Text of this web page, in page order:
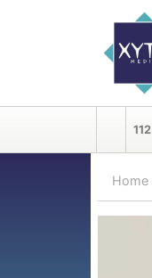
112
Home